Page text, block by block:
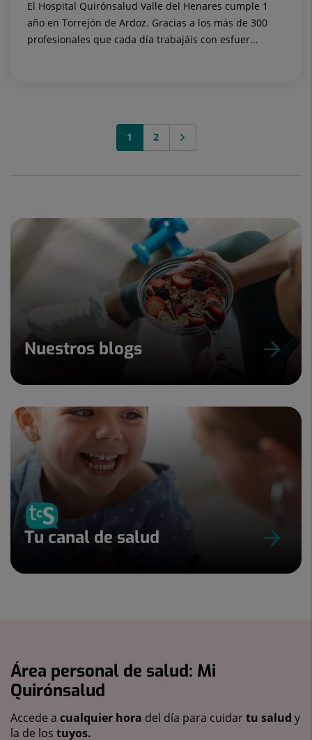
El Hospital Quirónsalud Valle del Henares cumple 1
año en Torrejón de Ardoz. Gracias a los más de 300
profesionales que cada día trabajáis con esfuer...
1 2
Nuestros blogs
Tu canal de salud
Área personal de salud: Mi
Quirónsalud
Accede a cualquier hora del día para cuidartu salud y
la de los tuyos.